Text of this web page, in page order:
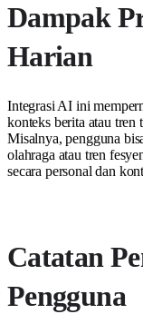
Dampak
Harian
Integrasi AI ini
konteks berita atau tren
Misalnya, pengguna
olahraga atau tren
secara personal dan
Catatan
Pengguna